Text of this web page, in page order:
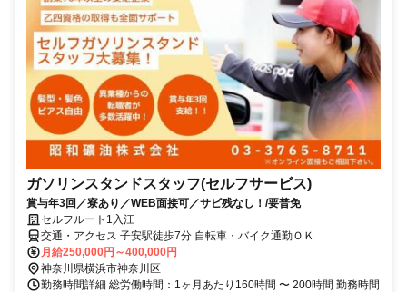
ガソリンスタンドスタッフ(セルフサービス)
賞与年3回／寮あり／WEB面接可／サビ残なし！/要普免
セルフルート1入江
交通・アクセス 子安駅徒歩7分 自転車・バイク通勤ＯＫ
月給250,000円～400,000円
神奈川県横浜市神奈川区
勤務時間詳細 総労働時間：1ヶ月あたり160時間 〜 200時間 勤務時間